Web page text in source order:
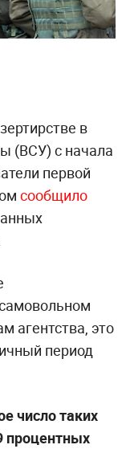
в
(ВСУ) с начала
первой
сообщило
агентства, это
период
число таких
процентных